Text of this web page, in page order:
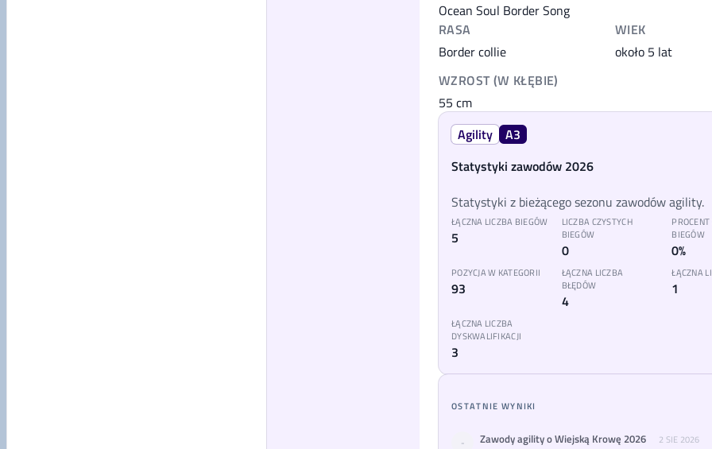
Ocean Soul Border Song
RASA
Border collie
WIEK
około 5 lat
WZROST (W KŁĘBIE)
55 cm
Agility
A3
Statystyki zawodów 2026
Statystyki z bieżącego sezonu zawodów agility.
ŁĄCZNA LICZBA BIEGÓW
5
LICZBA CZYSTYCH
BIEGÓW
0
PROCENT
BIEGÓW
0%
POZYCJA W KATEGORII
93
ŁĄCZNA LICZBA
BŁĘDÓW
4
ŁĄCZNA
1
ŁĄCZNA LICZBA
DYSKWALIFIKACJI
3
OSTATNIE WYNIKI
- Zawody agility o Wiejską Krowę 2026 2 SIE 2026